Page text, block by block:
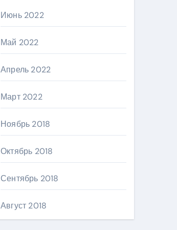
Июнь 2022
Май 2022
Апрель 2022
Март 2022
Ноябрь 2018
Октябрь 2018
Сентябрь 2018
Август 2018